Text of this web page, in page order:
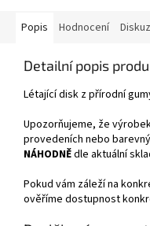
Popis Hodnocení
Detailní popis
Létající disk z přírodní
Upozorňujeme, že
provedeních nebo
NÁHODNĚdle aktuální
Pokud vám záleží na
ověříme dostupnost